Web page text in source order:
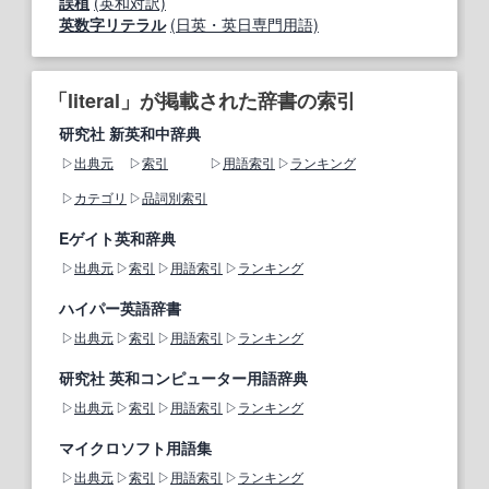
英数字リテラル (日英・英日専門用語)
「literal」が掲載された辞書の索引
研究社 新英和中辞典
出典元 索引 用語索引
ランキング
カテゴリ
品詞別索引
Eゲイト英和辞典
出典元 索引 用語索引 ランキング
ハイパー英語辞書
出典元 索引 用語索引 ランキング
研究社 英和コンピューター用語辞典
出典元 索引 用語索引 ランキング
マイクロソフト用語集
出典元 索引 用語索引 ランキング